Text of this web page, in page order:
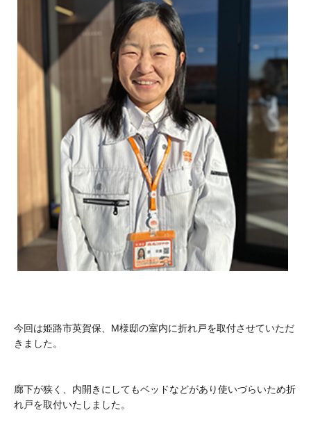
今回は姫路市英賀保、M様邸の室内に折れ戸を取付させていただ
きました。
廊下が狭く、内開きにしてもベッドなどがあり使いづらいため折
れ戸を取付いたしました。